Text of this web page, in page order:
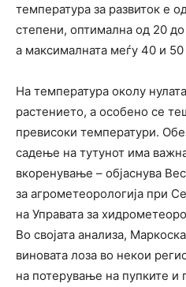
температура за развиток е
степени, оптимална од 20
а максималната меѓу 40 и
На температура околу
растението, а особено се
превисоки температури.
садење на тутунот има
вкоренување – објаснува
за агрометеорологија при
на Управата за
Во својата анализа,
виновата лоза во некои
на потерување на пупките и